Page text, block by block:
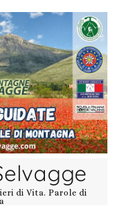
di Vita. Parole di